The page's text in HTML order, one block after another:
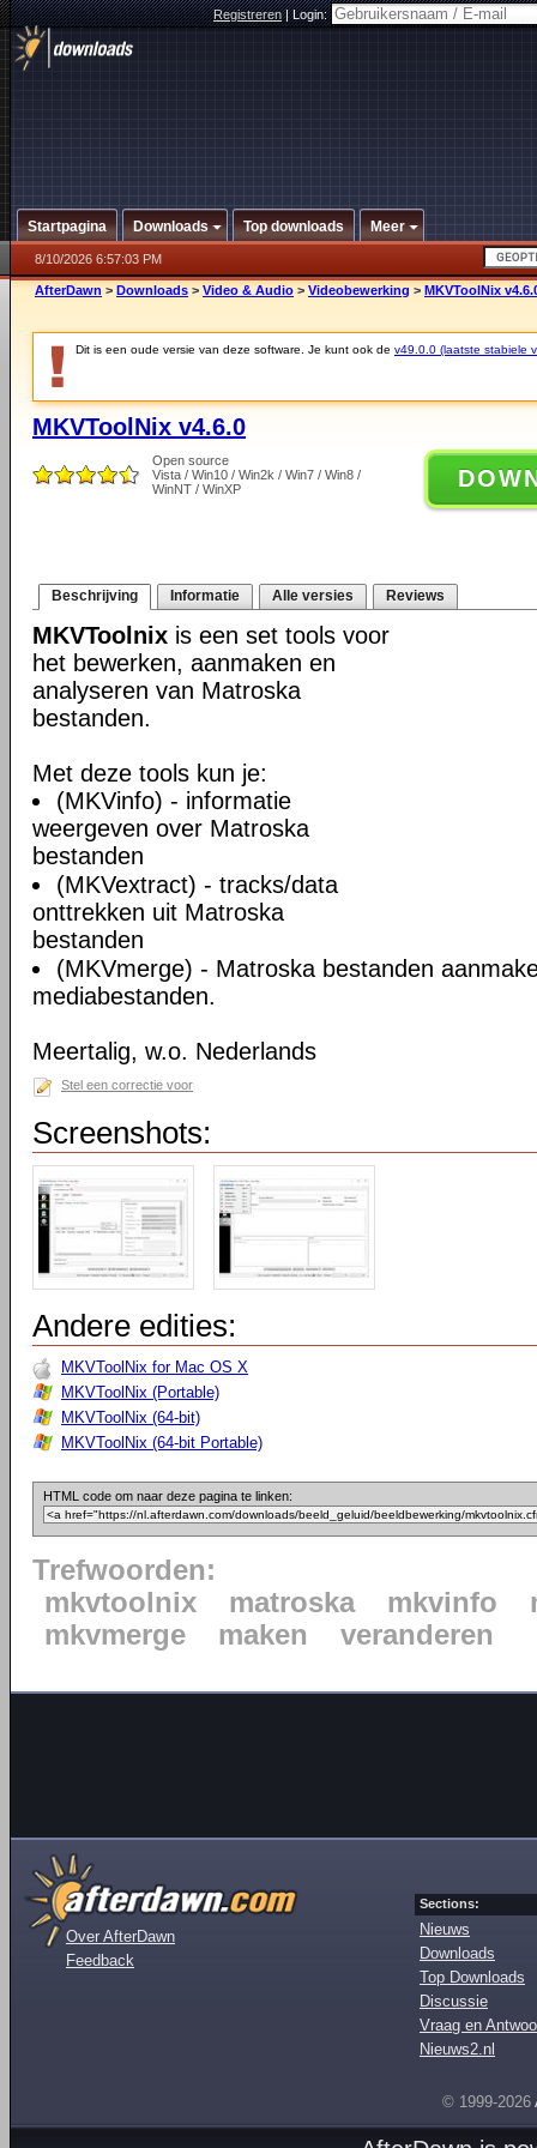
Registreren|Login:
Startpagina Downloads Top downloads Meer
8/10/2026 6:57:03 PM
AfterDawn > Downloads > Video & Audio > Videobewerking > MKVToolNix
Dit is een oude versie van deze software. Je kunt ook de v49.0.0 (laatste stabiele
MKVToolNix v4.6.0
Open source
Vista / Win10 / Win2k / Win7 / Win8 /
WinNT / WinXP
Beschrijving Informatie Alle versies Reviews
MKVToolnix is een set tools voor
het bewerken, aanmaken en
analyseren van Matroska
bestanden.
Met deze tools kun je:
(MKVinfo) - informatie
weergeven over Matroska
bestanden
(MKVextract) - tracks/data
onttrekken uit Matroska
bestanden
(MKVmerge) - Matroska bestanden
mediabestanden.
Meertalig, w.o. Nederlands
Stel een correctie voor
Screenshots:
Andere edities:
MKVToolNix for Mac OS X
MKVToolNix (Portable)
MKVToolNix (64-bit)
MKVToolNix (64-bit Portable)
HTML code om naar deze pagina te linken:
Trefwoorden:
mkvtoolnix
matroska mkvinfo
mkvmerge
maken veranderen
Over AfterDawn
Feedback
Sections:
Nieuws
Downloads
Top Downloads
Discussie
Vraag en
Nieuws2.nl
© 1999-2026